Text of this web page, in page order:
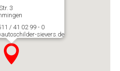
3
/ 41 02 99 - 0
sievers.de